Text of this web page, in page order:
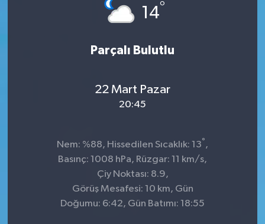
14°
Parçalı Bulutlu
22 Mart Pazar
20:45
Nem: %88, Hissedilen Sıcaklık: 13° ,
Basınç: 1008 hPa, Rüzgar: 11 km/s,
Çiy Noktası: 8.9,
Görüş Mesafesi: 10 km, Gün
Doğumu: 6:42, Gün Batımı: 18:55